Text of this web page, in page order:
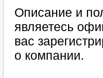
Описание и
являетесь
вас
о компании.